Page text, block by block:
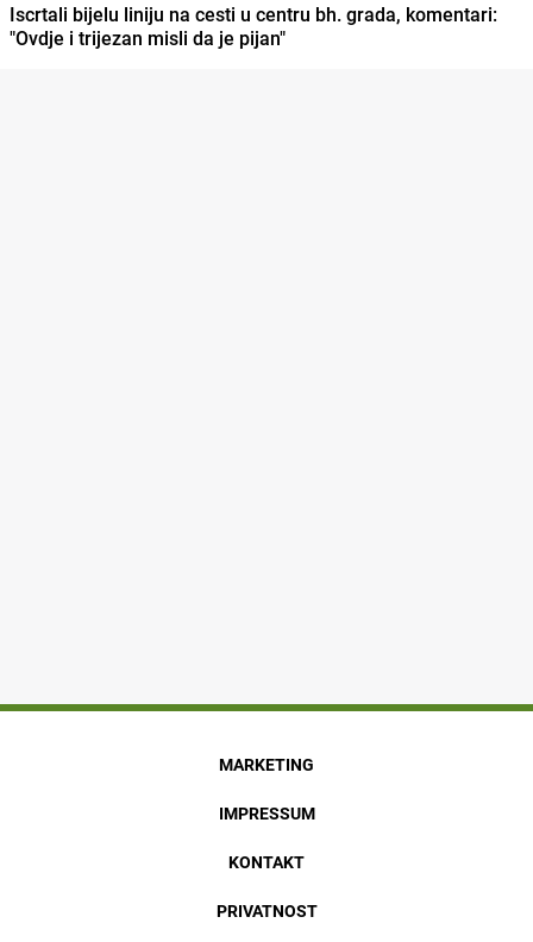
Iscrtali bijelu liniju na cesti u centru bh. grada, komentari:
"Ovdje i trijezan misli da je pijan"
MARKETING
IMPRESSUM
KONTAKT
PRIVATNOST